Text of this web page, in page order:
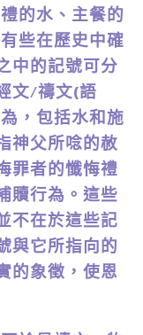
的水、主餐的
些在歷史中確
中的記號可分
文/禱文(語
，包括水和施
神父所唸的赦
罪者的懺悔禮
贖行為。這些
不在於這些記
與它所指向的
的象徵，使恩